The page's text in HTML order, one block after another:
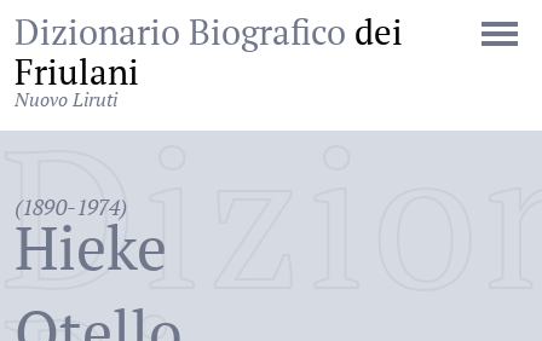
Dizionario Biografico dei
Friulani
Nuovo Liruti
(1890-1974)
Hieke